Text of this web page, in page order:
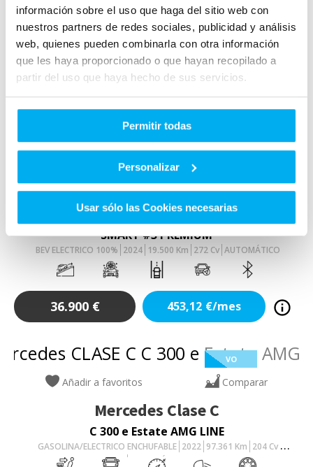
información sobre el uso que haga del sitio web con
nuestros partners de redes sociales, publicidad y análisis
web, quienes pueden combinarla con otra información
que les haya proporcionado o que hayan recopilado a
partir del uso que haya hecho de sus servicios.
Permitir todas
Personalizar
Usar sólo las Cookies necesarias
Añadir a favoritos Comparar
SMART#3
SMART #3 PREMIUM
BEV ELECTRICO 100% 2024 19.500 Km 272Cv AUTOMÁTICO
36.900 € 453,12 €/mes
VO
Añadir a favoritos Comparar
Mercedes Clase C
C 300 e Estate AMG LINE
GASOLINA/ELECTRICO ENCHUFABLE 2022 97.361 Km 204Cv
AUTOMÁTICO